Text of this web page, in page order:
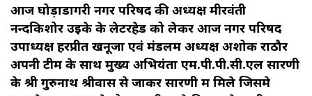
आज घोड़ाडोंगरी नगर परिषद की अध्यक्ष मीरवंती
नन्दकिशोर उइके के लेटरहेड को लेकर आज नगर परिषद
उपाध्यक्ष हरप्रीत खनूजा एवं मंडलम अध्यक्ष अशोक राठौर
अपनी टीम के साथ मुख्य अभियंता एम.पी.पी.सी.एल सारणी
के श्री गुरुनाथ श्रीवास से जाकर सारणी में मिले जिसमे